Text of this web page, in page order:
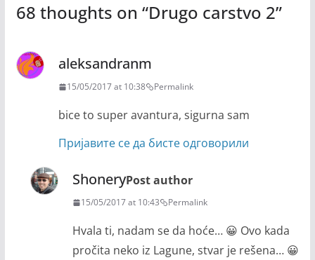
68 thoughts on “Drugo carstvo 2”
aleksandranm
15/05/2017 at 10:38 Permalink
bice to super avantura, sigurna sam
Пријавите се да бисте одговорили
ShoneryPost author
15/05/2017 at 10:43 Permalink
Hvala ti, nadam se da hoće… 😀 Ovo kada
pročita neko iz Lagune, stvar je rešena… 😀